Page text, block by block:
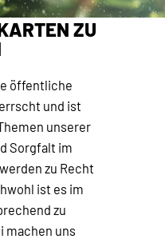
ZU
öffentliche
und ist
unserer
Sorgfalt im
zu Recht
ist es im
zu
machen uns